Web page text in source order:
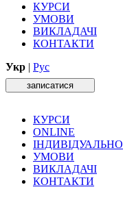
КУРСИ
УМОВИ
ВИКЛАДАЧІ
КОНТАКТИ
Укр | Рус
записатися
КУРСИ
ONLINE
ІНДИВІДУАЛЬНО
УМОВИ
ВИКЛАДАЧІ
КОНТАКТИ